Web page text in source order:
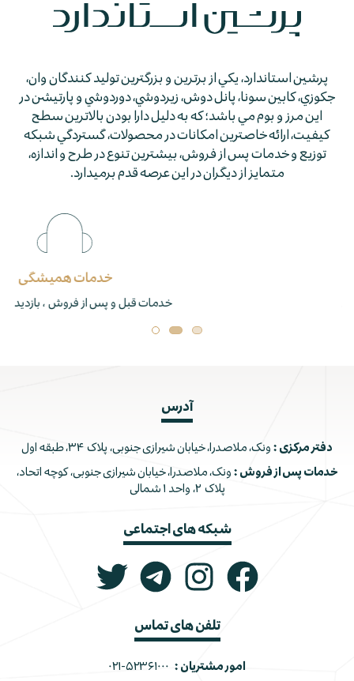
پرشين استاندارد، يكي از برترين و بزرگترين توليد كنندگان وان،
جكوزي، كابين سونا، پانل دوش، زيردوشي، دوردوشي و پارتيشن در
اين مرز و بوم مي باشد؛ كه به دليل دارا بودن بالاترين سطح
كيفيت، ارائه خاصترين امكانات در محصولات، گستردگي شبكه
توزيع و خدمات پس از فروش، بيشترين تنوع در طرح و اندازه،
متمايز از ديگران در اين عرصه قدم برمي­دارد.
خدمات همیشگی
خدمات قبل و پس از فروش ، بازدید ، نصب ، اجرا
آدرس
دفتر مرکزی : ونک، ملاصدرا، خیابان شیرازی جنوبی، پلاک ۳۴، طبقه اول
خدمات پس از فروش : ونک، ملاصدرا، خیابان شیرازی جنوبی، کوچه اتحاد،
پلاک ۲، واحد ۱ شمالی
شبکه های اجتماعی
تلفن های تماس
امور مشتریان : ۰۲۱-۵۲۳۶۱۰۰۰